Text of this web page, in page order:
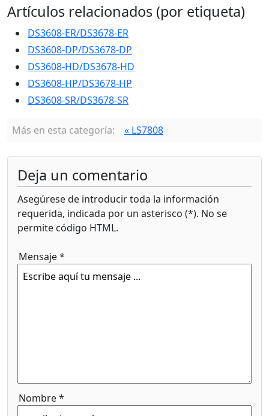
Artículos relacionados (por etiqueta)
DS3608-ER/DS3678-ER
DS3608-DP/DS3678-DP
DS3608-HD/DS3678-HD
DS3608-HP/DS3678-HP
DS3608-SR/DS3678-SR
Más en esta categoría: « LS7808
Deja un comentario
Asegúrese de introducir toda la información
requerida, indicada por un asterisco (*). No se
permite código HTML.
Mensaje *
Nombre *